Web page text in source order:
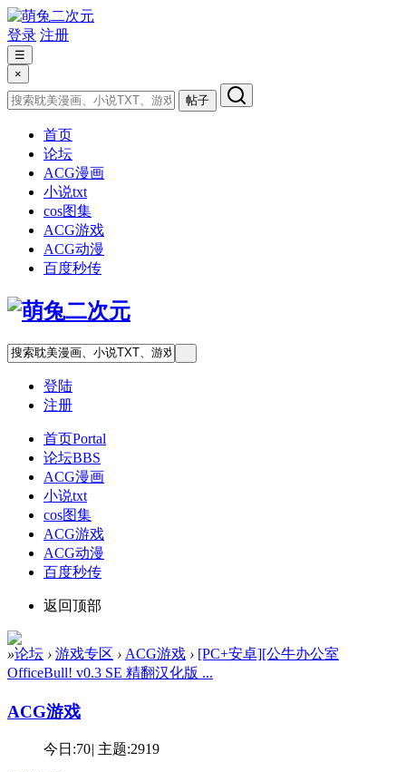
登录 注册
☰
×
帖子
首页
论坛
ACG漫画
小说txt
cos图集
ACG游戏
ACG动漫
百度秒传
登陆
注册
首页Portal
论坛BBS
ACG漫画
小说txt
cos图集
ACG游戏
ACG动漫
百度秒传
返回顶部
»论坛 › 游戏专区 › ACG游戏 › [PC+安卓][公牛办公室
OfficeBull! v0.3 SE 精翻汉化版 ...
ACG游戏
今日:70| 主题:2919